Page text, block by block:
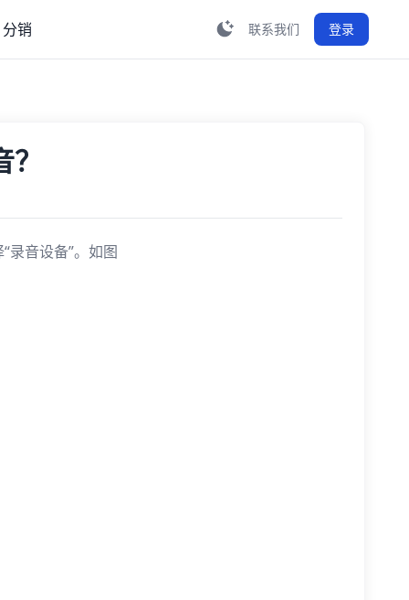
联系我们 登录
分销
录音设备”。如图